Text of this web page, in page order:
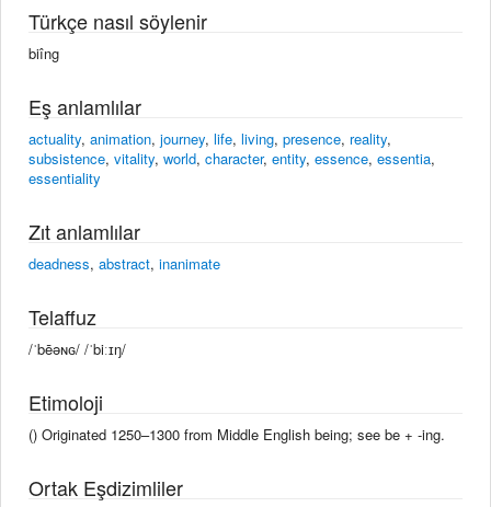
Türkçe nasıl söylenir
biîng
Eş anlamlılar
actuality, animation, journey, life, living, presence, reality,
subsistence, vitality, world, character, entity, essence, essentia,
essentiality
Zıt anlamlılar
deadness, abstract, inanimate
Telaffuz
/ˈbēəɴɢ/ /ˈbiːɪŋ/
Etimoloji
() Originated 1250–1300 from Middle English being; see be + -ing.
Ortak Eşdizimliler